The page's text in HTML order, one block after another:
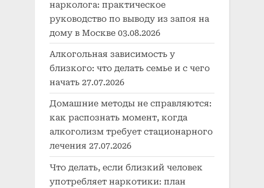
нарколога: практическое
руководство по выводу из запоя на
дому в Москве 03.08.2026
Алкогольная зависимость у
близкого: что делать семье и с чего
начать 27.07.2026
Домашние методы не справляются:
как распознать момент, когда
алкоголизм требует стационарного
лечения 27.07.2026
Что делать, если близкий человек
употребляет наркотики: план